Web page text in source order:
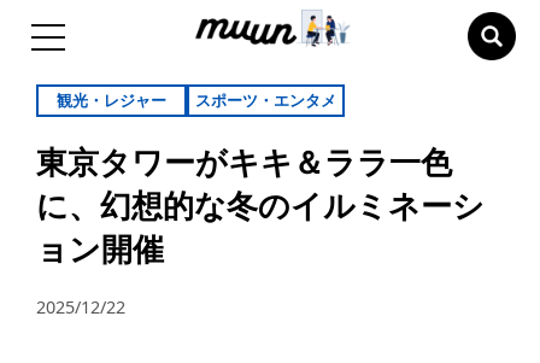
観光・レジャー スポーツ・エンタメ
東京タワーがキキ＆ララ一色
に、幻想的な冬のイルミネーシ
ョン開催
2025/12/22